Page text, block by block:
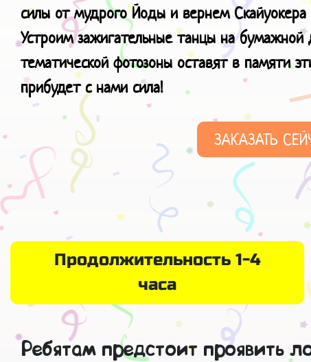
силы от мудрого Йоды и вернем
Устроим зажигательные танцы на бумажной
тематической фотозоны оставят в памяти
прибудет с нами сила!
ЗАКАЗАТЬ
Продолжительность 1-4
часа
Ребятам предстоит проявить